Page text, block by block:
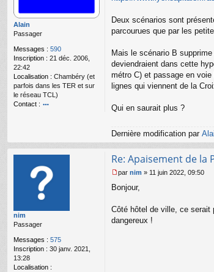
Alain
Passager
Messages : 590
Inscription : 21 déc. 2006,
22:42
Localisation : Chambéry (et
parfois dans les TER et sur
le réseau TCL)
Contact :
te
ai
n
g
n
o
u
Deux scénarios sont
parcourues que par les
Mais le scénario B
deviendraient dans cette
métro C) et passage en
lignes qui viennent de la
Qui en saurait plus ?
Dernière modification par
nim
Passager
Messages : 575
Inscription : 30 janv. 2021,
13:28
Localisation :
Re: Apaisement de la
e
s
g
par nim » 11 juin 2022, 09:50
Bonjour,
Côté hôtel de ville, ce serait
dangereux !